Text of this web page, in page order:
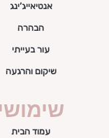
אנטיאייג’ינג
הבהרה
עור בעייתי
שיקום והרגעה
עמוד הבית